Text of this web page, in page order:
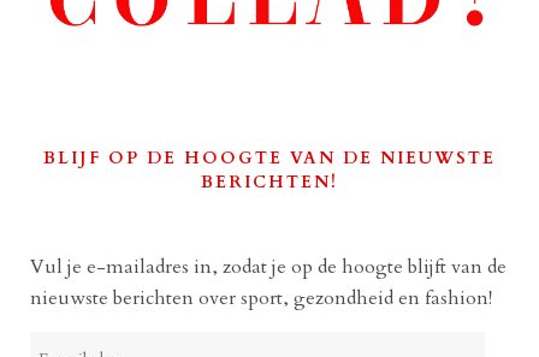
BLIJF OP DE HOOGTE VAN DE NIEUWSTE
BERICHTEN!
Vul je e-mailadres in, zodat je op de hoogte blijft van de
nieuwste berichten over sport, gezondheid en fashion!